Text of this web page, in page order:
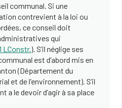
communal. Si une
contrevient à la loi ou
ce conseil doit
qui
LConstr.). S’il néglige ses
est d’abord mis en
(Département du
et de l'environnement). S’il
a le devoir d’agir à sa place